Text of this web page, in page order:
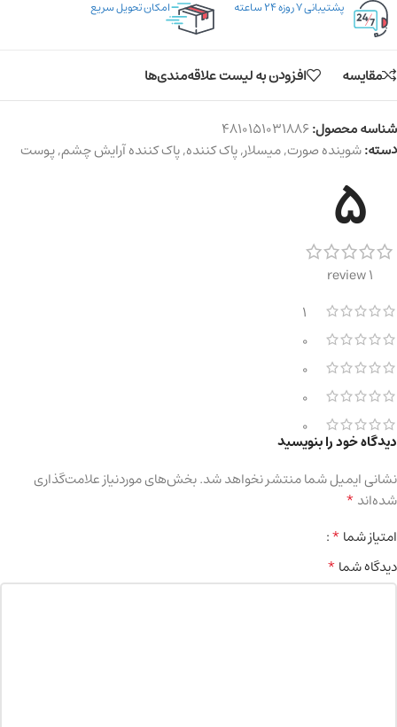
پشتیبانی ۷ روزه ۲۴ ساعته امکان تحویل سریع
مقایسه افزودن به لیست علاقه‌مندی‌ها
شناسه محصول:4810151031886
دسته:شوینده صورت,میسلار,پاک کننده,پاک کننده آرایش چشم,پوست
5
1 review
1
0
0
0
0
دیدگاه خود را بنویسید
نشانی ایمیل شما منتشر نخواهد شد.بخش‌های موردنیاز علامت‌گذاری
شده‌اند*
امتیاز شما*
دیدگاه شما*